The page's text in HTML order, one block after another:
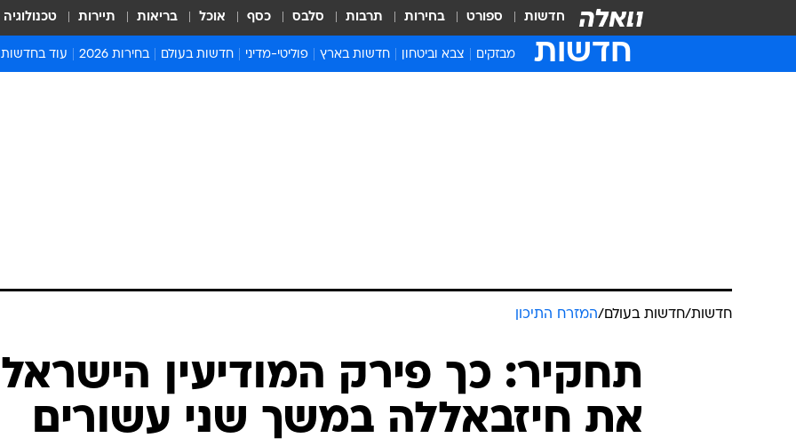
חדשות ספורט בחירות תרבות סלבס כסף אוכל בריאות תיירות טכנולוגיה
חדשות מבזקים צבא וביטחון חדשות בארץ פוליטי-מדיני חדשות בעולם בחירות 2026 עוד בחדשות
חדשות
המייל האדום
חדשות/חדשות בעולם/המזרח התיכון
תחקיר: כך פירק המודיעין
את חיזבאללה במשך שני עשורים